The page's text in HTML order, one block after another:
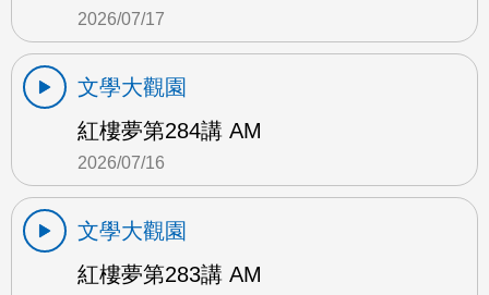
2026/07/17
文學大觀園
紅樓夢第284講 AM
2026/07/16
文學大觀園
紅樓夢第283講 AM